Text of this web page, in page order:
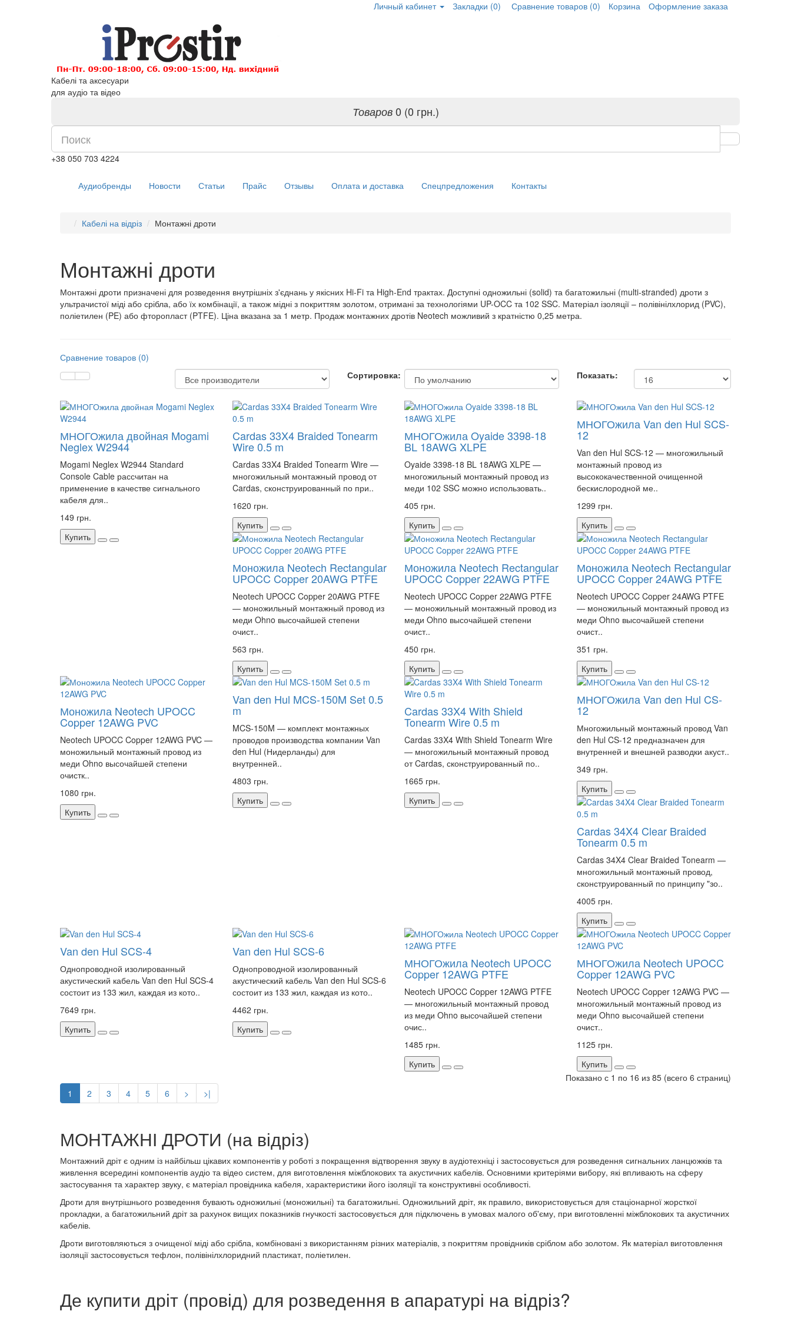
Личный кабинет Закладки (0) Сравнение товаров (0) Корзина Оформление заказа
Кабелі та аксесуари
для аудіо та відео
Товаров0 (0 грн.)
+38 050 703 4224
Аудиобренды Новости Статьи Прайс Отзывы Оплата и доставка Спецпредложения Контакты
Кабелі на відріз Монтажні дроти
Монтажні дроти
Монтажні дроти призначені для розведення внутрішніх з'єднань у якісних Hi-Fi та High-End трактах. Доступні одножильні (solid) та багатожильні (multi-stranded) дроти з
ультрачистої міді або срібла, або їх комбінації, а також мідні з покриттям золотом, отримані за технологіями UP-OCC та 102 SSC. Матеріал ізоляції – полівінілхлорид (PVC),
поліетилен (PE) або фторопласт (PTFE). Ціна вказана за 1 метр. Продаж монтажних дротів Neotech можливий з кратністю 0,25 метра.
Сравнение товаров (0)
Сортировка:
Показать:
МНОГОжила двойная Mogami
Neglex W2944
Mogami Neglex W2944 Standard
Console Cable рассчитан на
применение в качестве сигнального
кабеля для..
149 грн.
Купить
Cardas 33X4 Braided Tonearm
Wire 0.5 m
Cardas 33X4 Braided Tonearm Wire —
многожильный монтажный провод от
Cardas, сконструированный по при..
1620 грн.
Купить
МНОГОжила Oyaide 3398-18
BL 18AWG XLPE
Oyaide 3398-18 BL 18AWG XLPE —
многожильный монтажный провод из
меди 102 SSC можно использовать..
405 грн.
Купить
МНОГОжила Van den Hul SCS-
12
Van den Hul SCS-12 — многожильный
монтажный провод из
высококачественной очищенной
бескислородной ме..
1299 грн.
Купить
Моножила Neotech Rectangular
UPOCC Copper 20AWG PTFE
Neotech UPOCC Copper 20AWG PTFE
— моножильный монтажный провод из
меди Ohno высочайшей степени
очист..
563 грн.
Купить
Моножила Neotech Rectangular
UPOCC Copper 22AWG PTFE
Neotech UPOCC Copper 22AWG PTFE
— моножильный монтажный провод из
меди Ohno высочайшей степени
очист..
450 грн.
Купить
Моножила Neotech Rectangular
UPOCC Copper 24AWG PTFE
Neotech UPOCC Copper 24AWG PTFE
— моножильный монтажный провод из
меди Ohno высочайшей степени
очист..
351 грн.
Купить
Моножила Neotech UPOCC
Copper 12AWG PVC
Neotech UPOCC Copper 12AWG PVC —
моножильный монтажный провод из
меди Ohno высочайшей степени
очистк..
1080 грн.
Купить
Van den Hul MCS-150M Set 0.5
m
MCS-150M — комплект монтажных
проводов производства компании Van
den Hul (Нидерланды) для
внутренней..
4803 грн.
Купить
Cardas 33X4 With Shield
Tonearm Wire 0.5 m
Cardas 33X4 With Shield Tonearm Wire
— многожильный монтажный провод
от Cardas, сконструированный по..
1665 грн.
Купить
МНОГОжила Van den Hul CS-
12
Многожильный монтажный провод Van
den Hul CS-12 предназначен для
внутренней и внешней разводки акуст..
349 грн.
Купить
Cardas 34X4 Clear Braided
Tonearm 0.5 m
Cardas 34X4 Clear Braided Tonearm —
многожильный монтажный провод,
сконструированный по принципу "зо..
4005 грн.
Купить
Van den Hul SCS-4
Однопроводной изолированный
акустический кабель Van den Hul SCS-4
состоит из 133 жил, каждая из кото..
7649 грн.
Купить
Van den Hul SCS-6
Однопроводной изолированный
акустический кабель Van den Hul SCS-6
состоит из 133 жил, каждая из кото..
4462 грн.
Купить
МНОГОжила Neotech UPOCC
Copper 12AWG PTFE
Neotech UPOCC Copper 12AWG PTFE
— многожильный монтажный провод
из меди Ohno высочайшей степени
очис..
1485 грн.
Купить
МНОГОжила Neotech UPOCC
Copper 12AWG PVC
Neotech UPOCC Copper 12AWG PVC —
многожильный монтажный провод из
меди Ohno высочайшей степени
очист..
1125 грн.
Купить
1 2 3 4 5 6 > >|
Показано с 1 по 16 из 85 (всего 6 страниц)
МОНТАЖНІ ДРОТИ (на відріз)
Монтажний дріт є одним із найбільш цікавих компонентів у роботі з покращення відтворення звуку в аудіотехніці і застосовується для розведення сигнальних ланцюжків та
живлення всередині компонентів аудіо та відео систем, для виготовлення міжблокових та акустичних кабелів. Основними критеріями вибору, які впливають на сферу
застосування та характер звуку, є матеріал провідника кабеля, характеристики його ізоляції та конструктивні особливості.
Дроти для внутрішнього розведення бувають одножильні (моножильні) та багатожильні. Одножильний дріт, як правило, використовується для стаціонарної жорсткої
прокладки, а багатожильний дріт за рахунок вищих показників гнучкості застосовується для підключень в умовах малого об'єму, при виготовленні міжблокових та акустичних
кабелів.
Дроти виготовляються з очищеної міді або срібла, комбіновані з використанням різних матеріалів, з покриттям провідників сріблом або золотом. Як матеріал виготовлення
ізоляції застосовується тефлон, полівінілхлоридний пластикат, поліетилен.
Де купити дріт (провід) для розведення в апаратурі на відріз?